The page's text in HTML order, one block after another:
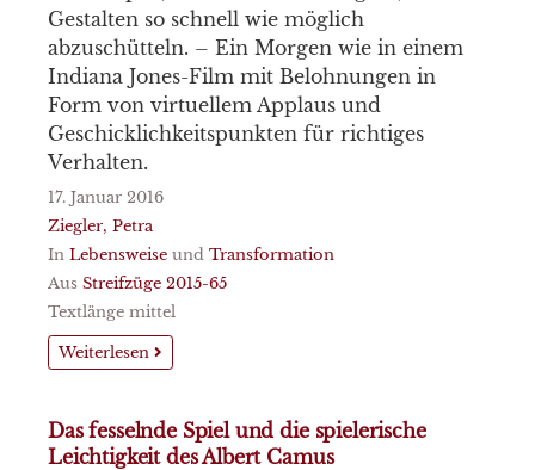
Gestalten so schnell wie möglich
abzuschütteln. – Ein Morgen wie in einem
Indiana Jones-Film mit Belohnungen in
Form von virtuellem Applaus und
Geschicklichkeitspunkten für richtiges
Verhalten.
17. Januar 2016
Ziegler, Petra
In Lebensweise und Transformation
Aus Streifzüge 2015-65
Textlänge mittel
Weiterlesen
Das fesselnde Spiel und die spielerische
Leichtigkeit des Albert Camus